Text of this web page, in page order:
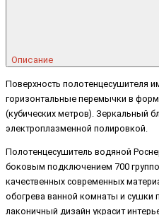
Описание
Поверхность полотенцесушителя
горизонтальные перемычки в
(кубических метров). Зеркальный
электроплазменной полировкой.
Полотенцесушитель водяной
боковым подключением 700
качественных современных
обогрева ванной комнаты и сушки
лаконичный дизайн украсит